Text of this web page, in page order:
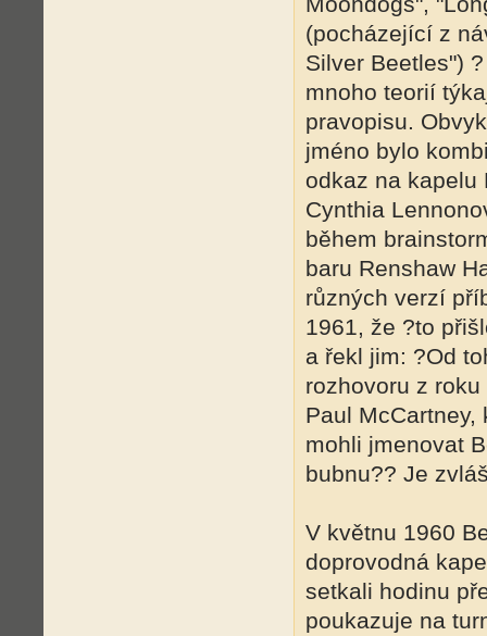
(pocházející z
Silver Beetles")
mnoho teorií
pravopisu.
jméno bylo
odkaz na kapelu
Cynthia
během
baru Renshaw
různých verzí
1961, že ?to
a řekl jim: ?Od
rozhovoru z
Paul
mohli jmenovat
bubnu?? Je
V květnu 1960
doprovodná
setkali hodinu
poukazuje na